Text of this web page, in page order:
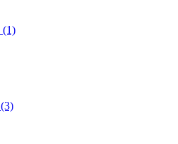
(1)
(3)